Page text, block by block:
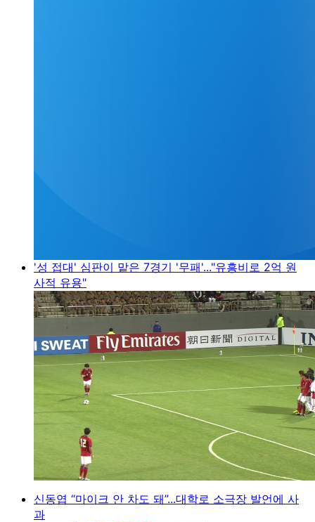
'성 접대' 심판이 맡은 7경기 '무패'..."유흥비로 2억 원
사적 유용"
신동엽 “마이크 안 차도 돼”...대학로 소극장 발언에 사
과